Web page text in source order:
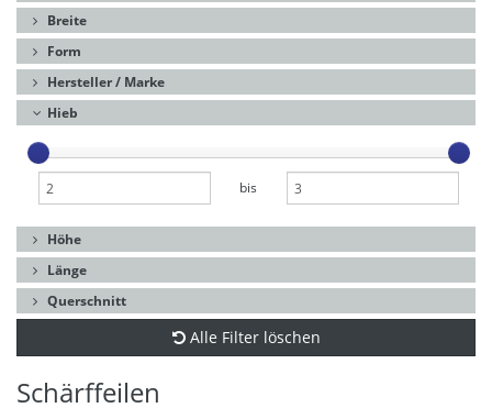
Breite
Form
Hersteller / Marke
Hieb
bis
Höhe
Länge
Querschnitt
Alle Filter löschen
Schärffeilen